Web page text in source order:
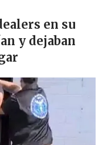
en su
y dejaban